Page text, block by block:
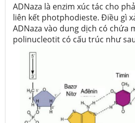
ADNaza là enzim xúc tác cho
liên kết photphodieste. Điều gì
ADNaza vào dung dịch có chứa
polinucleotit có cấu trúc như